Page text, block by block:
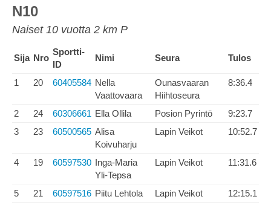
N10
Naiset 10 vuotta 2 km P
Sija Nro
Sportti-
ID
Nimi Seura Tulos
1 20 60405584 Nella
Vaattovaara
Ounasvaaran
Hiihtoseura
8:36.4
2 24 60306661 Ella Ollila Posion Pyrintö
9:23.7
3
23 60500565 Alisa
Koivuharju
Lapin Veikot 10:52.7
4 19 60597530 Inga-Maria
Yli-Tepsa
Lapin Veikot 11:31.6
5 21 60597516 Piitu Lehtola Lapin Veikot
12:15.1